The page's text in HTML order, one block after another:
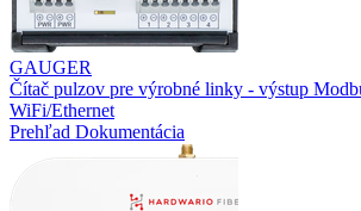
GAUGER
Čítač pulzov pre výrobné linky - výstup
WiFi/Ethernet
Prehľad Dokumentácia